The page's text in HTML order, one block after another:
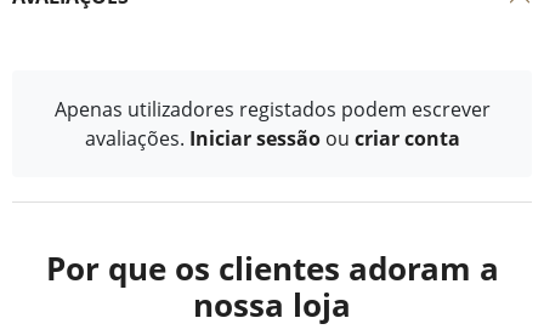
Apenas utilizadores registados podem escrever
avaliações. Iniciar sessão ou criar conta
Por que os clientes adoram a
nossa loja